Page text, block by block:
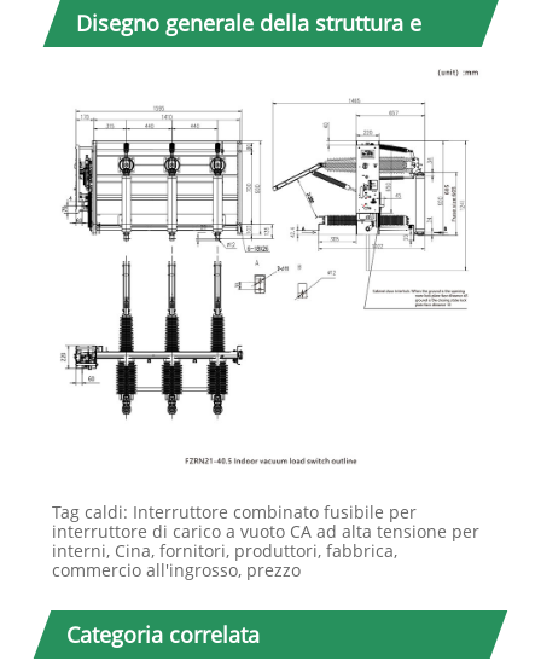
Disegno generale della struttura e
Tag caldi: Interruttore combinato fusibile per
interruttore di carico a vuoto CA ad alta tensione per
interni, Cina, fornitori, produttori, fabbrica,
commercio all'ingrosso, prezzo
Categoria correlata